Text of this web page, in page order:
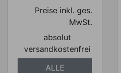
Preise inkl. ges.
MwSt.
absolut
versandkostenfrei
ALLE